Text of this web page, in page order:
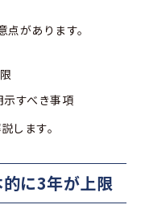
があります。
すべき事項
します。
に3年が上限